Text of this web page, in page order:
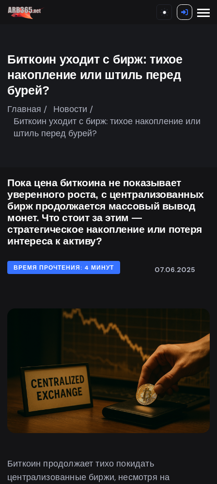
Биткоин уходит с бирж: тихое
накопление или штиль перед
бурей?
Главная / Новости /
Биткоин уходит с бирж: тихое накопление или
штиль перед бурей?
Пока цена биткоина не показывает
уверенного роста, с централизованных
бирж продолжается массовый вывод
монет. Что стоит за этим —
стратегическое накопление или потеря
интереса к активу?
ВРЕМЯ ПРОЧТЕНИЯ: 4 МИНУТ 07.06.2025
Биткоин продолжает тихо покидать
централизованные биржи, несмотря на